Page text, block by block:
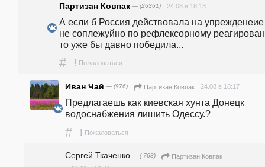
Партизан Ковпак — (26361) 24.08 в 18:13
А если б Россия действовала на
не соплежуйно по рефлексорному
то уже бы давно победила...
# ! Пожаловаться
Иван Чай — (976) Партизан Ковпак 24.08 в 18:17
Предлагаешь как киевская хунта Донецк
водоснабжения лишить Одессу.?
# ! Пожаловаться
Сергей Ткаченко — (-768)
Партизан Ковпак